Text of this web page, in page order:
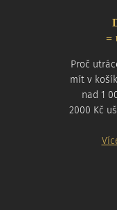
=
Proč
mít v
nad 1
2000 Kč